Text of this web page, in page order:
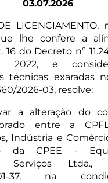
03.07.2026
LICENCIAMENTO,
lhe confere a
do Decreto nº
2022, e
técnicas exaradas
2026-03, resolve:
a alteração do
entre a
Indústria e
da CPEE -
Serviços Ltda.,
0001-37, na